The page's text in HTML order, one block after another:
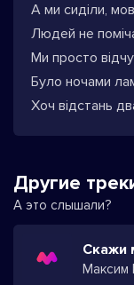
А ми сиділи,
Людей не
Ми просто
Було ночами
Хоч відстань
Другие
А это слышали?
Скажи
Максим